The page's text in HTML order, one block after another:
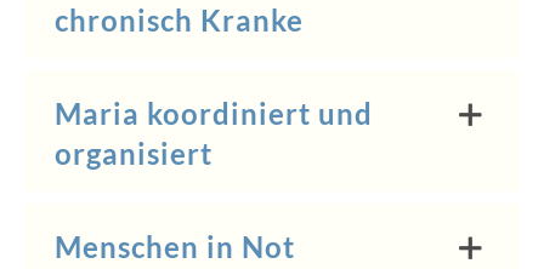
chronisch Kranke
Maria koordiniert und
organisiert
Menschen in Not